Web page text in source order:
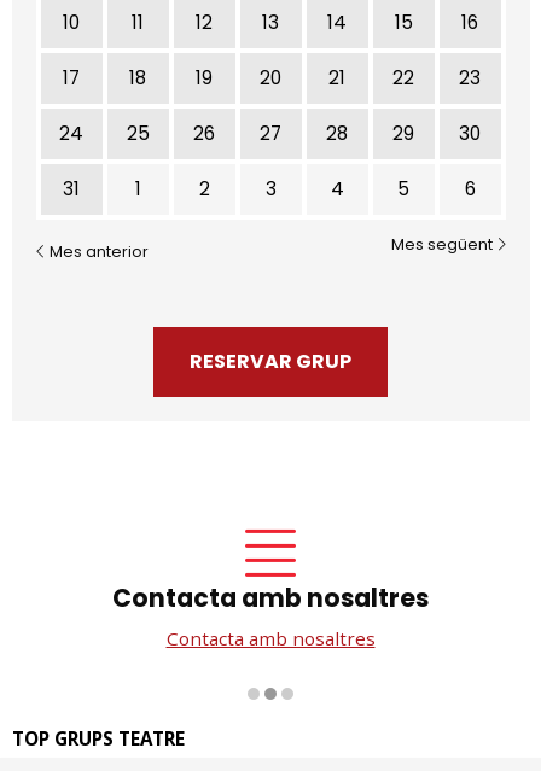
10 11 12 13 14 15 16
17 18 19 20 21 22 23
24 25 26 27 28 29 30
31 1 2 3 4 5 6
Mes anterior Mes següent
RESERVAR GRUP
Contacta amb nosaltres
Contacta amb nosaltres
TOP GRUPS TEATRE